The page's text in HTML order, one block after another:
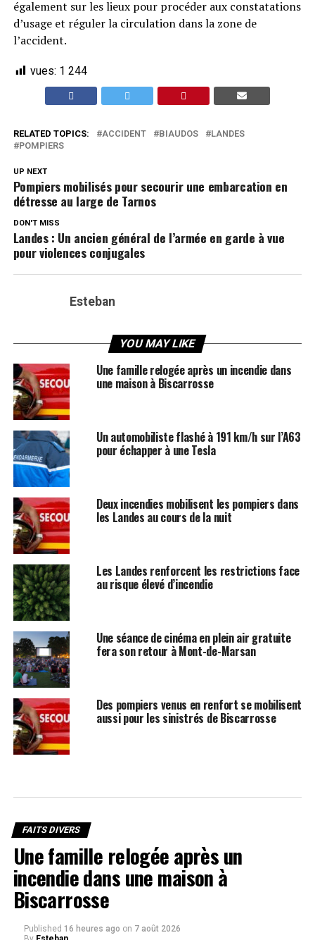
également sur les lieux pour procéder aux constatations
d’usage et réguler la circulation dans la zone de
l’accident.
vues: 1 244
RELATED TOPICS: ACCIDENT BIAUDOS
LANDES
POMPIERS
UP NEXT
Pompiers mobilisés pour secourir une embarcation en
détresse au large de Tarnos
DON'T MISS
Landes : Un ancien général de l’armée en garde à vue
pour violences conjugales
Esteban
YOU MAY LIKE
Une famille relogée après un incendie dans
une maison à Biscarrosse
Un automobiliste flashé à 191 km/h sur l’A63
pour échapper à une Tesla
Deux incendies mobilisent les pompiers dans
les Landes au cours de la nuit
Les Landes renforcent les restrictions face
au risque élevé d’incendie
Une séance de cinéma en plein air gratuite
fera son retour à Mont-de-Marsan
Des pompiers venus en renfort se mobilisent
aussi pour les sinistrés de Biscarrosse
FAITS DIVERS
Une famille relogée après un
incendie dans une maison à
Biscarrosse
Published 16 heures ago on 7 août 2026